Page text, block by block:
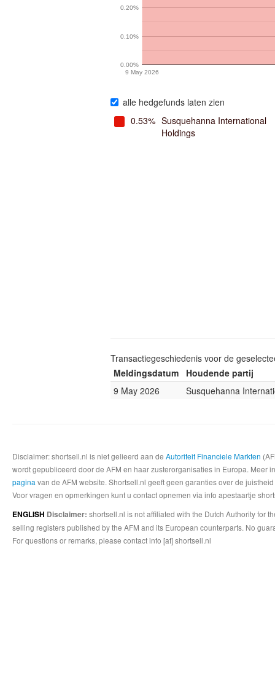
9 May 2026
0.00%
0.10%
0.20%
alle hedgefunds laten zien
0.53% Susquehanna International
Holdings
Transactiegeschiedenis voor de
Meldingsdatum
Houdende partij
9 May 2026
Susquehanna
Disclaimer: shortsell.nl is niet gelieerd aan de Autoriteit Financiele Markten
wordt gepubliceerd door de AFM en haar zusterorganisaties in Europa.
pagina van de AFM website. Shortsell.nl geeft geen garanties over de
Voor vragen en opmerkingen kunt u contact opnemen via info apestaartje
ENGLISH Disclaimer: shortsell.nl is not affiliated with the Dutch Authority for
selling registers published by the AFM and its European counterparts. No
For questions or remarks, please contact info [at] shortsell.nl